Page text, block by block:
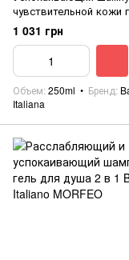
чувствительной кожи
Barber Italiano
1 031 грн
Объем 250ml Бренд
Italiana